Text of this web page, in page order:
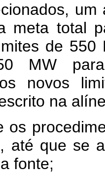
meta total
de 550
MW
novos
na
os
até que se
fonte;